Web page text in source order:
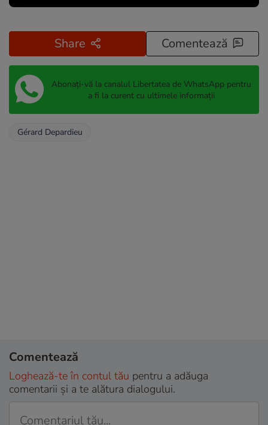
Share Comentează
Abonați-vă la canalul Libertatea de WhatsApp pentru
a fi la curent cu ultimele informații
Gérard Depardieu
Comentează
Loghează-te în contul tău pentru a adăuga
comentarii și a te alătura dialogului.